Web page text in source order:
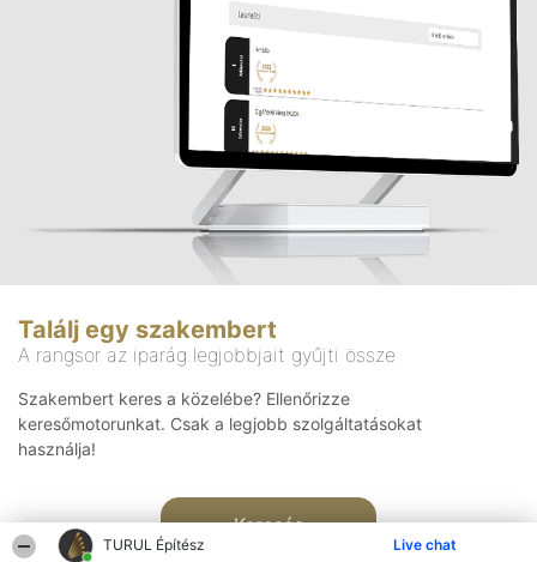
TURUL Építész Live chat
Találj egy szakembert
A rangsor az iparág legjobbjait gyűjti össze
Szakembert keres a közelébe? Ellenőrizze
keresőmotorunkat. Csak a legjobb szolgáltatásokat
használja!
Keresés